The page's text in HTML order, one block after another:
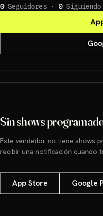
0 Seguidores · 0 Siguiendo
Sin shows
Este vendedor no tiene shows
recibir una notificación cuando
App Store Google